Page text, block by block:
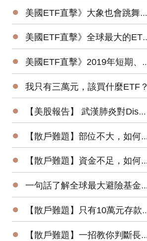
● 美國ETF直擊》大象也會跳舞？2019美國主動ETF規模Top15出爐！
● 美國ETF直擊》全球最大的ETF是它⋯⋯1檔抵N檔0050！
● 美國ETF直擊》2019年短期、低風險的固定收益ETF最受追捧
● 我只有三萬元，該買什麼ETF？
● 【美股報告】 武漢肺炎對Disney(DIS)2020第一季衝擊有多大？
● 【散戶難題】部位不大，如何增加投機功力？
● 【散戶難題】資金不足，如何快速累積財富？
● 一句話了解全球最大避險基金的操作思想
● 【散戶難題】只有10萬元存款的小資，該如何開始投資台股？
● 【散戶難題】一招教你判斷長紅K是真突破還是假突破